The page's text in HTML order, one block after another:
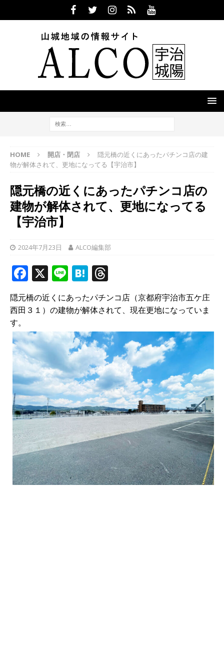
HOME 開店・閉店
隠元橋の近くにあったパチンコ店の建
物が解体されて、更地になってる【宇治市】
隠元橋の近くにあったパチンコ店の
建物が解体されて、更地になってる
【宇治市】
2024年7月23日 ALCO編集部
F
a
c
b
o
o
k
X Li
n
e
H
at
e
n
a
r
e
a
d
s
隠元橋の近くにあったパチンコ店（京都府宇治市五ケ庄
西田３１）の建物が解体されて、現在更地になっていま
す。